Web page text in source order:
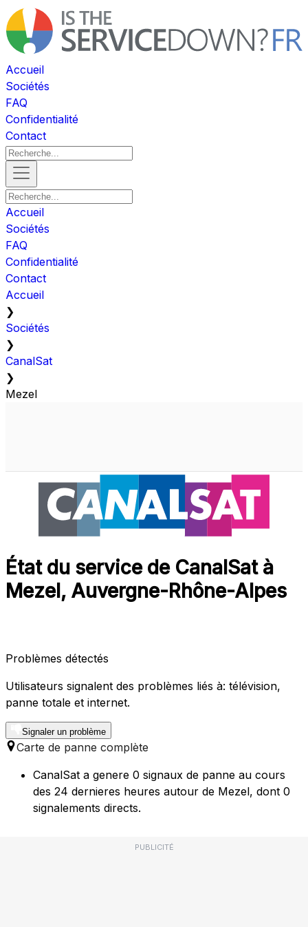
Accueil
Sociétés
FAQ
Confidentialité
Contact
Accueil
Sociétés
FAQ
Confidentialité
Contact
Accueil
❯
Sociétés
❯
CanalSat
❯
Mezel
État du service de CanalSat à
Mezel, Auvergne-Rhône-Alpes
Problèmes détectés
Utilisateurs signalent des problèmes liés à: télévision,
panne totale et internet.
Signaler un problème
Carte de panne complète
CanalSat a genere 0 signaux de panne au cours
des 24 dernieres heures autour de Mezel, dont 0
signalements directs.
PUBLICITÉ